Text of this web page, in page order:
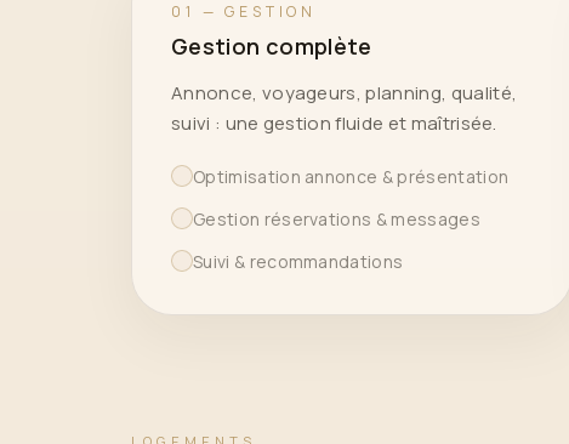
01 — GESTION
Gestion complète
Annonce, voyageurs, planning, qualité,
suivi : une gestion fluide et maîtrisée.
Optimisation annonce & présentation
Gestion réservations & messages
Suivi & recommandations